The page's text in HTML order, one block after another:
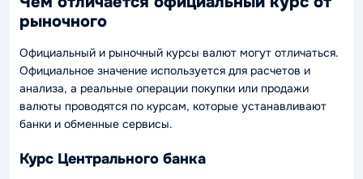
рыночного
Официальный и рыночный курсы валют могут отличаться.
Официальное значение используется для расчетов и
анализа, а реальные операции покупки или продажи
валюты проводятся по курсам, которые устанавливают
банки и обменные сервисы.
Курс Центрального банка